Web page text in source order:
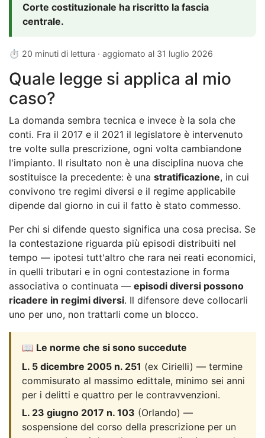
Corte costituzionale ha riscritto la fascia
centrale.
⏱ 20 minuti di lettura · aggiornato al 31 luglio 2026
Quale legge si applica al mio
caso?
La domanda sembra tecnica e invece è la sola che
conti. Fra il 2017 e il 2021 il legislatore è intervenuto
tre volte sulla prescrizione, ogni volta cambiandone
l'impianto. Il risultato non è una disciplina nuova che
sostituisce la precedente: è una stratificazione, in cui
convivono tre regimi diversi e il regime applicabile
dipende dal giorno in cui il fatto è stato commesso.
Per chi si difende questo significa una cosa precisa. Se
la contestazione riguarda più episodi distribuiti nel
tempo — ipotesi tutt'altro che rara nei reati economici,
in quelli tributari e in ogni contestazione in forma
associativa o continuata — episodi diversi possono
ricadere in regimi diversi. Il difensore deve collocarli
uno per uno, non trattarli come un blocco.
📖 Le norme che si sono succedute
L. 5 dicembre 2005 n. 251 (ex Cirielli) — termine
commisurato al massimo edittale, minimo sei anni
per i delitti e quattro per le contravvenzioni.
L. 23 giugno 2017 n. 103 (Orlando) —
sospensione del corso della prescrizione per un